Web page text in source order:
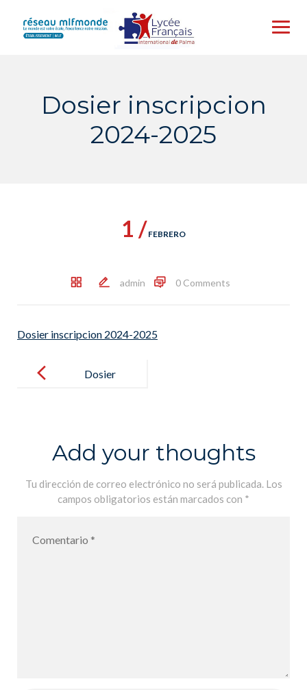
content
Dosier inscripcion
2024-2025
1 / FEBRERO
admin 0 Comments
Dosier inscripcion 2024-2025
navigation
Dosier
Add your thoughts
Tu dirección de correo electrónico no será publicada. Los
campos obligatorios están marcados con *